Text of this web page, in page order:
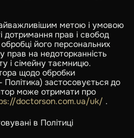
метою і умовою
дотримання прав і свобод
його персональних
прав на недоторканність
і сімейну таємницю.
щодо обробки
застосовується до
може отримати про
doctorson.com.ua/uk/ .
в Політиці